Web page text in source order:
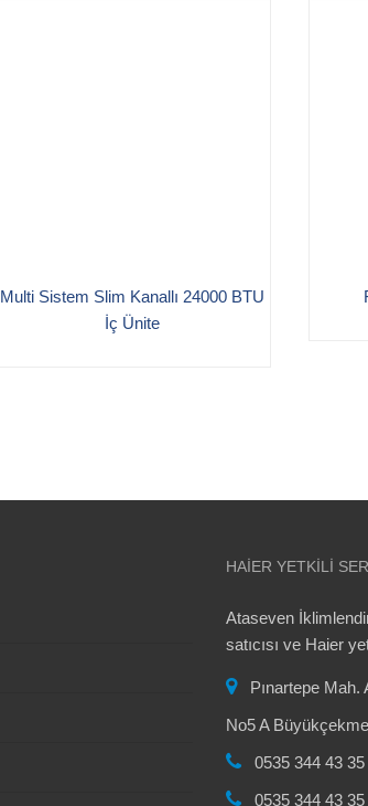
Multi Sistem Slim Kanallı 24000 BTU
İç Ünite
HAIER YETKILI
Ataseven
satıcısı ve Haier
Pınartepe
No5 A
0535 344 43 35
0535 344 43 35